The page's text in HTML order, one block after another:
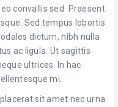
convallis sed. Praesent
Sed tempus lobortis
dictum, nibh nulla
ac ligula. Ut sagittis
ultrices. In hac
mi.
sit amet nec urna.